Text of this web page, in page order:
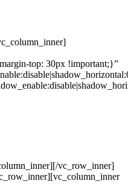
top: 30px !important;}”
vc_row_inner]